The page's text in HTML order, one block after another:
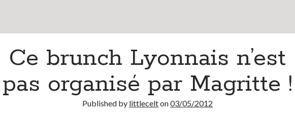
Ce brunch Lyonnais n’est
pas organisé par Magritte !
Published by littlecelton03/05/2012